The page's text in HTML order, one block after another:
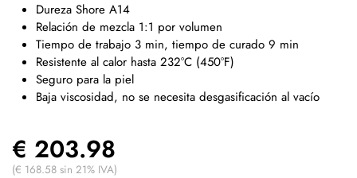
Dureza Shore A14
Relación de mezcla 1:1 por volumen
Tiempo de trabajo 3 min, tiempo de curado 9 min
Resistente al calor hasta 232°C (450°F)
Seguro para la piel
Baja viscosidad, no se necesita desgasificación al vacío
€ 203.98
(€ 168.58 sin 21% IVA)